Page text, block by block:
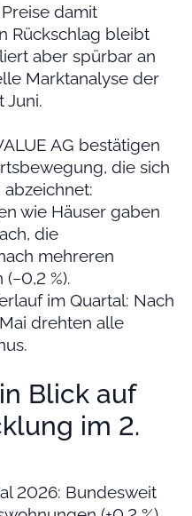
damit
Rückschlag bleibt
aber spürbar an
Marktanalyse der
Juni.
AG bestätigen
die sich
abzeichnet:
wie Häuser gaben
die
mehreren
%).
im Quartal: Nach
drehten alle
Blick auf
im 2.
2026: Bundesweit